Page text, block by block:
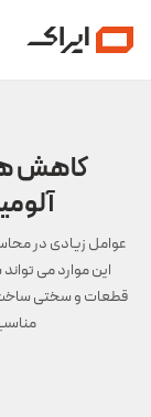
کاهش
عوامل زیادی در
این موارد می
قطعات و سختی ساخت